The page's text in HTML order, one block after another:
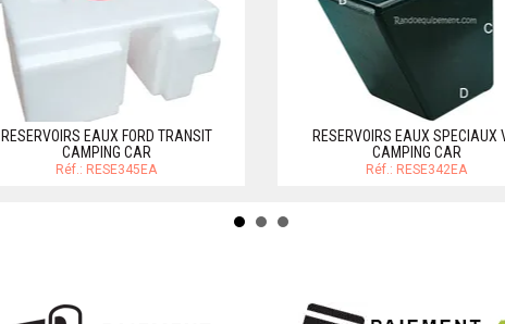
RESERVOIRS EAUX FORD TRANSIT
CAMPING CAR
Réf.: RESE345EA
RESERVOIRS EAUX SPECIAUX
CAMPING CAR
Réf.: RESE342EA